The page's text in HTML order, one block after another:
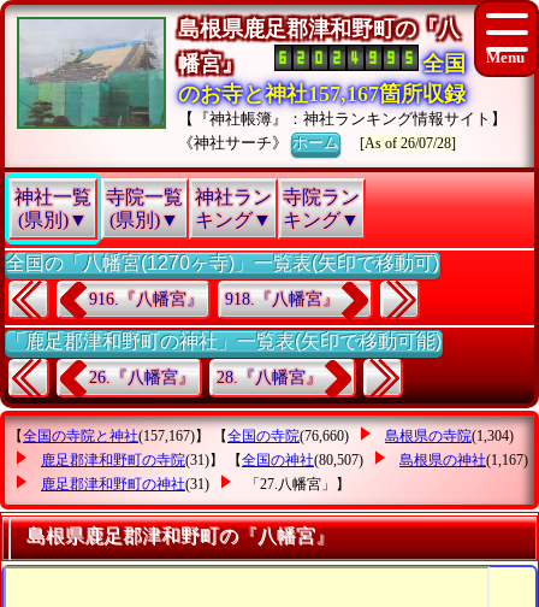
島根県鹿足郡津和野町の『八
幡宮』
全国
のお寺と神社157,167箇所収録
【『神社帳簿』：神社ランキング情報サイト】
《神社サーチ》ホーム [As of 26/07/28]
神社一覧
(県別)▼
寺院一覧
(県別)▼
神社ラン
キング▼
寺院ラン
キング▼
全国の「八幡宮(1270ヶ寺)」一覧表(矢印で移動可)
916.『八幡宮』 918.『八幡宮』
「鹿足郡津和野町の神社」一覧表(矢印で移動可能)
26.『八幡宮』 28.『八幡宮』
【全国の寺院と神社(157,167)】 【全国の寺院(76,660) 島根県の寺院(1,304)
鹿足郡津和野町の寺院(31)】 【全国の神社(80,507) 島根県の神社(1,167)
鹿足郡津和野町の神社(31) 「27.八幡宮」 】
島根県鹿足郡津和野町の『八幡宮』